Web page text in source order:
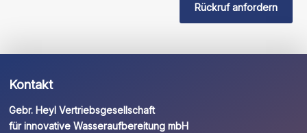
Rückruf anfordern
Kontakt
Gebr. Heyl Vertriebsgesellschaft
für innovative Wasseraufbereitung mbH